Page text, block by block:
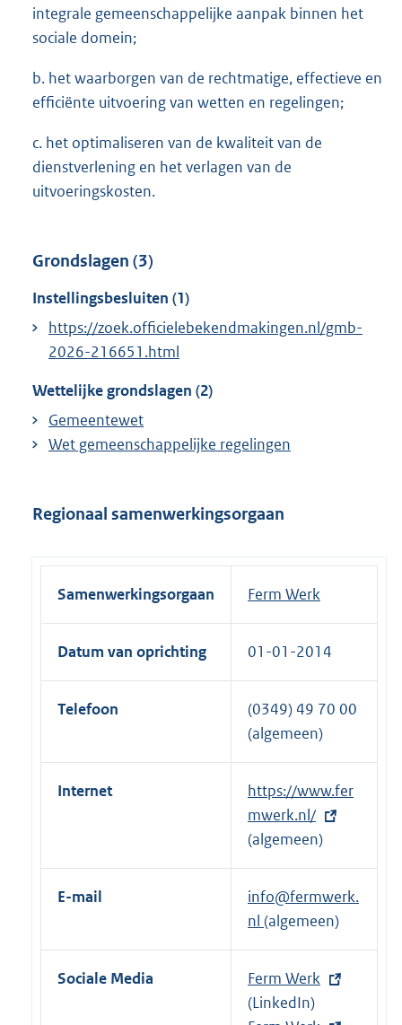
integrale gemeenschappelijke aanpak binnen het
sociale domein;
b. het waarborgen van de rechtmatige, effectieve en
efficiënte uitvoering van wetten en regelingen;
c. het optimaliseren van de kwaliteit van de
dienstverlening en het verlagen van de
uitvoeringskosten.
Grondslagen (3)
Instellingsbesluiten (1)
https://zoek.officielebekendmakingen.nl/gmb-
2026-216651.html
Wettelijke grondslagen (2)
Gemeentewet
Wet gemeenschappelijke regelingen
Regionaal samenwerkingsorgaan
Samenwerkingsorgaan Ferm Werk
Datum van oprichting 01-01-2014
Telefoon
(0349) 49 70 00
(algemeen)
Internet
E
x
t
e
r
i
n
https://www.fer
mwerk.nl/
(algemeen)
E-mail
info@fermwerk.
nl (algemeen)
Sociale Media
E
x
Ferm Werk
(LinkedIn)